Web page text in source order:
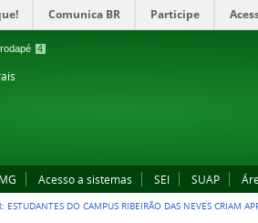
4
Comunica BR Participe
Acesso a sistemas SEI SUAP
ESTUDANTES DO CAMPUS RIBEIRÃO DAS NEVES CRIAM